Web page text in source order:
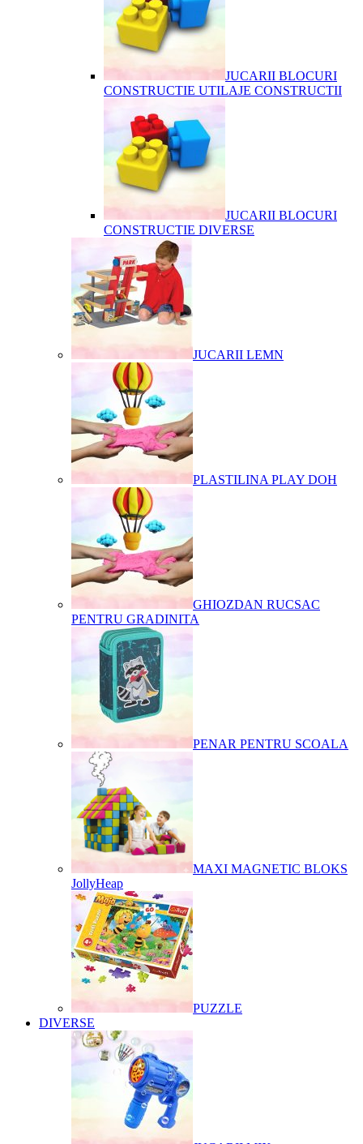
JUCARII BLOCURI
CONSTRUCTIE UTILAJE CONSTRUCTII
JUCARII BLOCURI
CONSTRUCTIE DIVERSE
JUCARII LEMN
PLASTILINA PLAY DOH
GHIOZDAN RUCSAC
PENTRU GRADINITA
PENAR PENTRU SCOALA
MAXI MAGNETIC BLOKS
JollyHeap
PUZZLE
DIVERSE